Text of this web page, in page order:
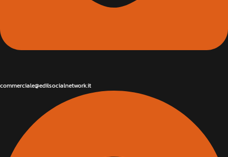
commerciale@edilsocialnetwork.it